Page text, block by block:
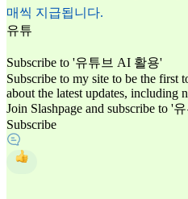
매씩 지급됩니다.
유튜
Subscribe to '유튜브 AI 활용'
Subscribe to my site to be the first
about the latest updates, including
Join Slashpage and subscribe to '
Subscribe